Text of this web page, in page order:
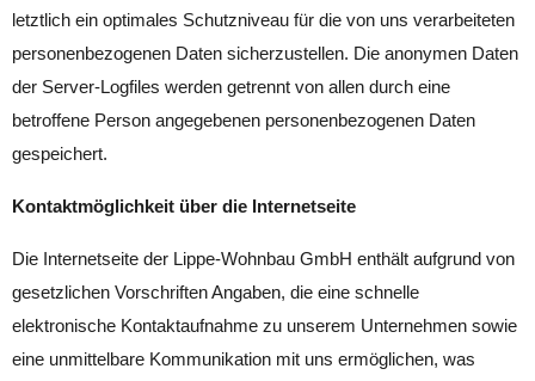
letztlich ein optimales Schutzniveau für die von uns verarbeiteten
personenbezogenen Daten sicherzustellen. Die anonymen Daten
der Server-Logfiles werden getrennt von allen durch eine
betroffene Person angegebenen personenbezogenen Daten
gespeichert.
Kontaktmöglichkeit über die Internetseite
Die Internetseite der Lippe-Wohnbau GmbH enthält aufgrund von
gesetzlichen Vorschriften Angaben, die eine schnelle
elektronische Kontaktaufnahme zu unserem Unternehmen sowie
eine unmittelbare Kommunikation mit uns ermöglichen, was